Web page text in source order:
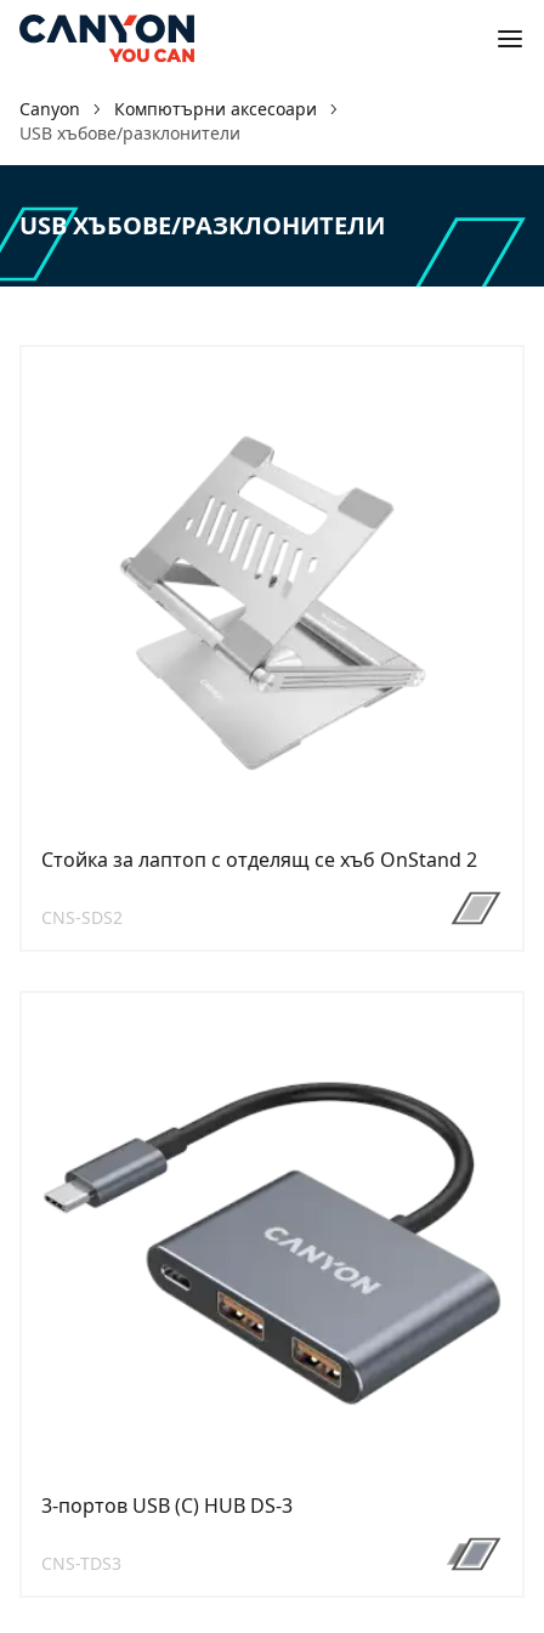
Canyon
Компютърни аксесоари
USB хъбове/разклонители
USB ХЪБОВЕ/РАЗКЛОНИТЕЛИ
Стойка за лаптоп с отделящ се хъб OnStand 2
CNS-SDS2
3-портов USB (C) HUB DS-3
CNS-TDS3